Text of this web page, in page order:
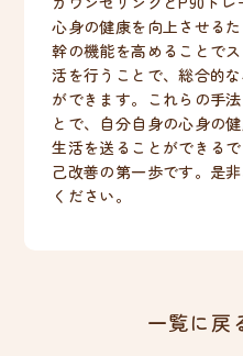
心身の健康を向上させる
幹の機能を高めることで
活を行うことで、総合的
ができます。これらの手
とで、自分自身の心身の
生活を送ることができる
己改善の第一歩です。是
ください。
一覧に戻